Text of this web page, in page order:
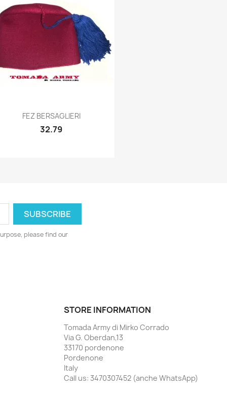
 Quick view
FEZ BERSAGLIERI
32.79
please find our
STORE INFORMATION
Tomada Army di Mirko Corrado
Via G. Oberdan,13
33170 pordenone
Pordenone
Italy
Call us: 3470307452 (anche WhatsApp)